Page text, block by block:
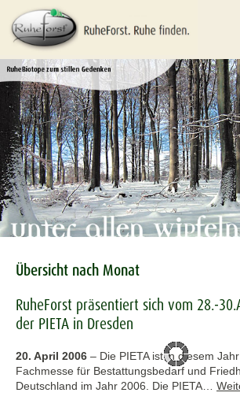
Übersicht nach Monat
RuheForst präsentiert sich vom 28.-
der PIETA in Dresden
20. April 2006 – Die PIETA ist in diesem
Fachmesse für Bestattungsbedarf und
Deutschland im Jahr 2006. Die PIETA…